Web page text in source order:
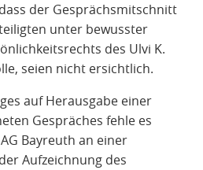
der Gesprächsmitschnitt
unter bewusster
des Ulvi K.
seien nicht ersichtlich.
auf Herausgabe einer
Gespräches fehle es
Bayreuth an einer
Aufzeichnung des